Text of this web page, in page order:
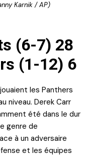
Karnik / AP)
(6-7) 28
(1-12) 6
les Panthers
niveau. Derek Carr
été dans le dur
genre de
à un adversaire
et les équipes